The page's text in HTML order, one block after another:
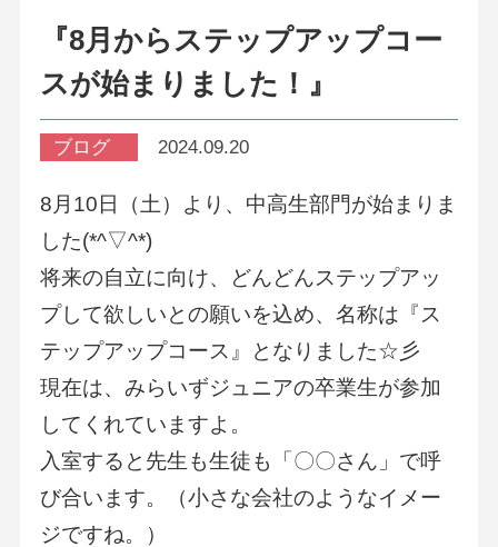
『8月からステップアップコー
スが始まりました！』
ブログ 2024.09.20
8月10日（土）より、中高生部門が始まりま
した(*^▽^*)
将来の自立に向け、どんどんステップアッ
プして欲しいとの願いを込め、名称は『ス
テップアップコース』となりました☆彡
現在は、みらいずジュニアの卒業生が参加
してくれていますよ。
入室すると先生も生徒も「〇〇さん」で呼
び合います。（小さな会社のようなイメー
ジですね。）